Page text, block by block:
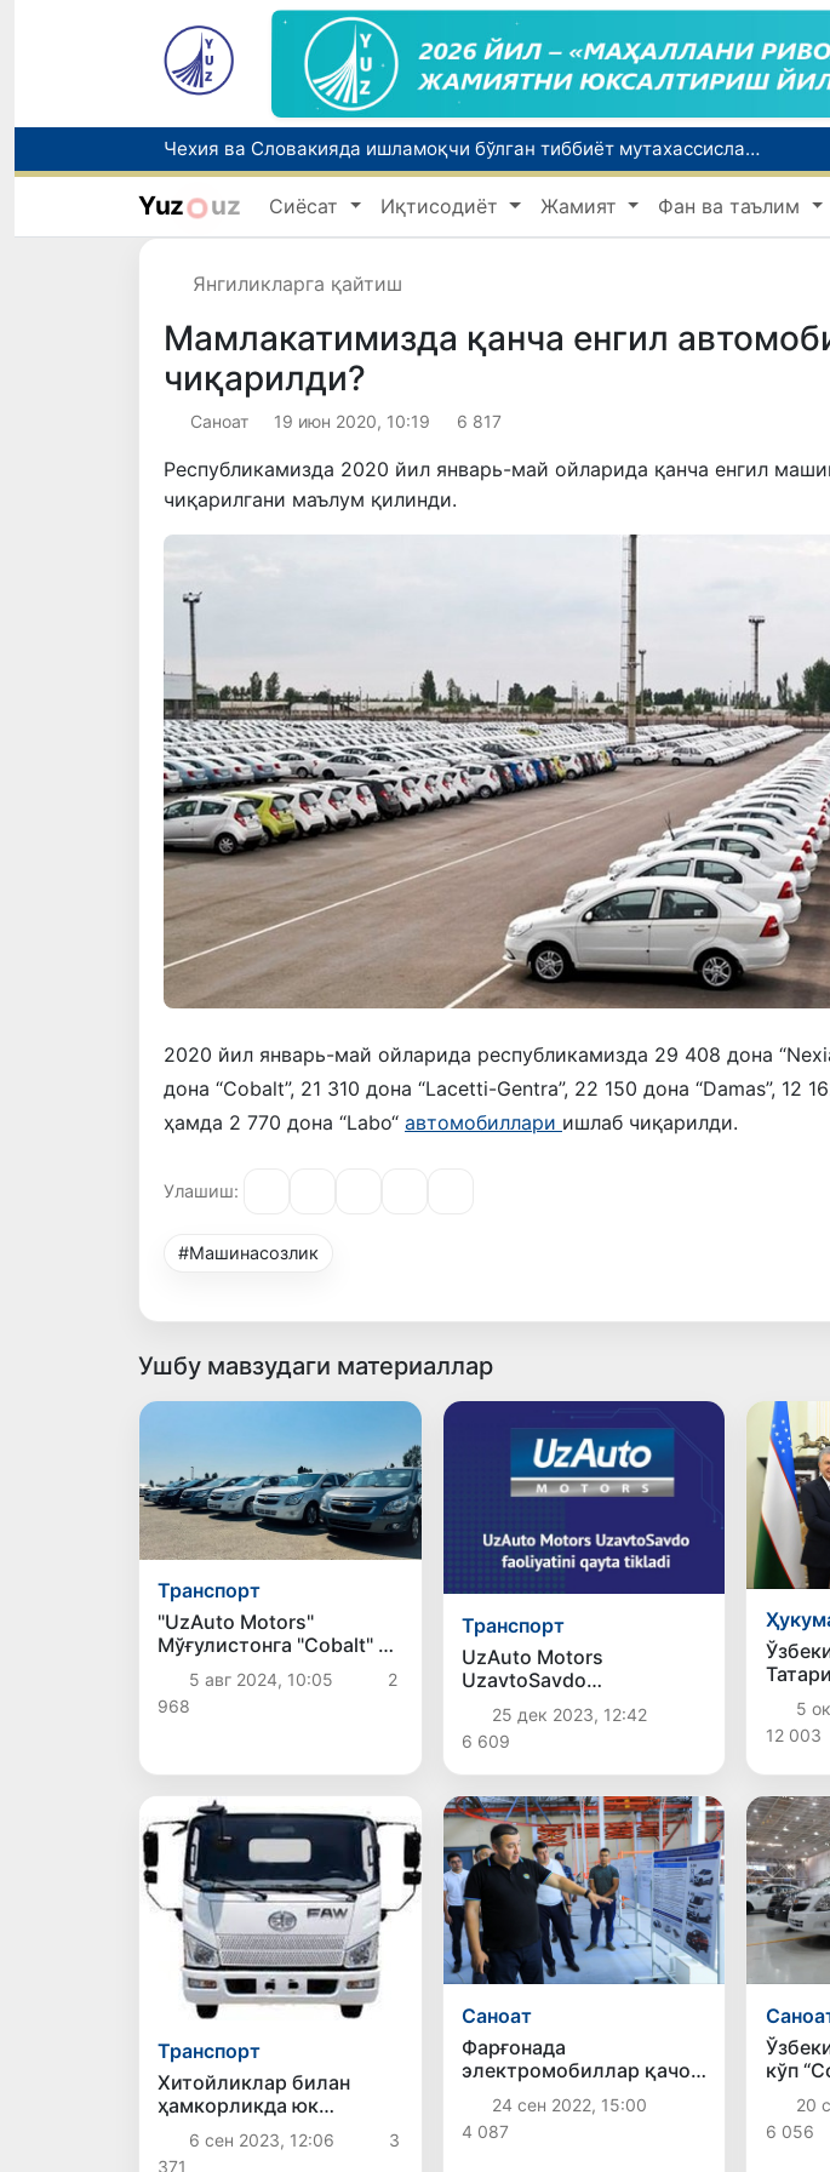
Чехия ва Словакияда ишламоқчи бўлган тиббиёт мутахассислари рўйхатга олинади
Боланинг фамилиясига отасининг исмини беришга рухсат берилади
Беҳруз Каримов фаолиятини Швейцариянинг «Лугано» клубида давом эттиради
Yuz uz Сиёсат Иқтисодиёт Жамият Фан ва таълим
Янгиликларга қайтиш
Мамлакатимизда қанча енгил
чиқарилди?
Саноат 19 июн 2020, 10:19 6 817
Республикамизда 2020 йил январь-май ойларида қанча енгил
чиқарилгани маълум қилинди.
2020 йил январь-май ойларида республикамизда 29 408 дона
дона “Cobalt”, 21 310 дона “Lacetti-Gentra”, 22 150 дона “Damas”, 12
ҳамда 2 770 дона “Labo“ автомобиллари ишлаб чиқарилди.
Улашиш:
#Машинасозлик
Ушбу мавзудаги материаллар
Транспорт
"UzAuto Motors"
Мўғулистонга "Cobalt" ав
томобилларини экспорт
қилишни бошлади
5 авг 2024, 10:05
2
968
Транспорт
UzAuto Motors
UzavtoSavdo
фаолиятини қайта
тиклади
25 дек 2023, 12:42
6 609
5
12 003
Транспорт
Хитойликлар билан
ҳамкорликда юк
ташувчи автомашиналар
ишлаб чиқарилади
6 сен 2023, 12:06
3
371
Саноат
Фарғонада
электромобиллар қачон
ишлаб чиқарила
бошлаши маълум
қилинди
24 сен 2022, 15:00
4 087
кўп
20
6 056